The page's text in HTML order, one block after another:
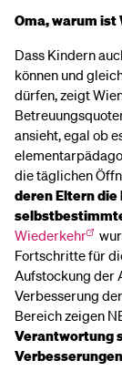
Oma, warum ist
Dass Kindern
können und
dürfen, zeigt
ansieht, egal ob
die täglichen
deren Eltern
Wiederkehr
Fortschritte für
Aufstockung der
Verbesserung
Bereich zeigen
Verantwortung